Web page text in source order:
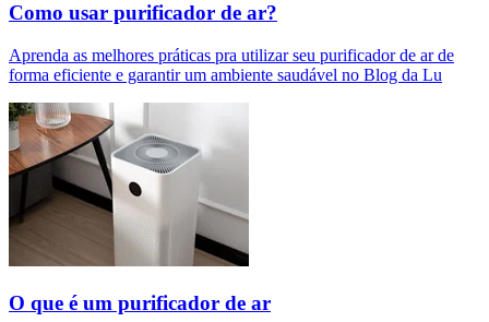
Como usar purificador de ar?
Aprenda as melhores práticas pra utilizar seu purificador de ar de
forma eficiente e garantir um ambiente saudável no Blog da Lu
O que é um purificador de ar​